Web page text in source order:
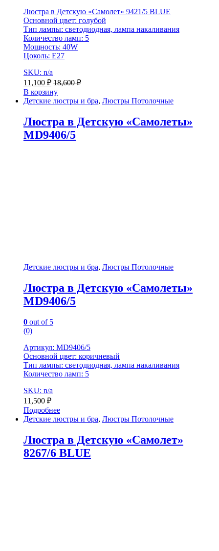
Люстра в Детскую «Самолет» 9421/5 BLUE
Основной цвет: голубой
Тип лампы: светодиодная, лампа накаливания
Количество ламп: 5
Мощность: 40W
Цоколь: Е27
SKU: n/a
11,100 ₽ 18,600₽
В корзину
Детские люстры и бра, Люстры Потолочные
Люстра в Детскую «Самолеты»
MD9406/5
Детские люстры и бра, Люстры Потолочные
Люстра в Детскую «Самолеты»
MD9406/5
0 out of 5
(0)
Артикул: MD9406/5
Основной цвет: коричневый
Тип лампы: светодиодная, лампа накаливания
Количество ламп: 5
SKU: n/a
11,500 ₽
Подробнее
Детские люстры и бра, Люстры Потолочные
Люстра в Детскую «Самолет»
8267/6 BLUE